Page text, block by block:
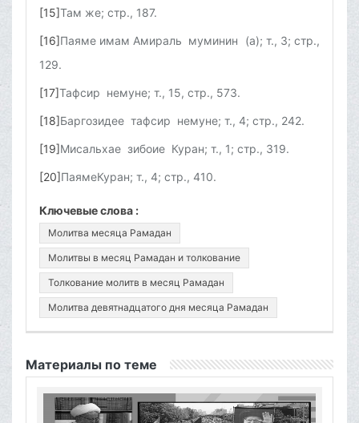
[15]Там же; стр., 187.
[16]Паяме имам Амираль муминин (а); т., 3; стр.,
129.
[17]Тафсир немуне; т., 15, стр., 573.
[18]Баргозидее тафсир немуне; т., 4; стр., 242.
[19]Мисальхае зибоие Куран; т., 1; стр., 319.
[20]ПаямеКуран; т., 4; стр., 410.
Ключевые слова :
Молитва месяца Рамадан
Молитвы в месяц Рамадан и толкование
Толкование молитв в месяц Рамадан
Молитва девятнадцатого дня месяца Рамадан
Материалы по теме